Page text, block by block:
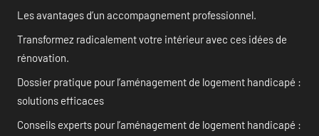
Les avantages d’un accompagnement professionnel.
Transformez radicalement votre intérieur avec ces idées de
rénovation.
Dossier pratique pour l’aménagement de logement handicapé :
solutions efficaces
Conseils experts pour l’aménagement de logement handicapé :